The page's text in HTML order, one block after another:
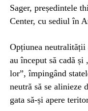
Sager, președintele
Center, cu sediul în
Opțiunea neutralității
au început să cadă și
lor”, împingând
neutră să se alinieze
gata să-și apere